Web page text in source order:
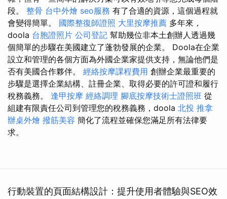
段。 整骨 台中外燴 seo服務 有了合適的資源，這個過程就
會變得簡單。 國際整復師證照 大里按摩推薦 多年來，
doola 台胞證照片 公司登記 幫助幾位非本土創辦人透過幾
個簡單的步驟在美國建立了蓬勃發展的企業。 Doola在企業
設立和管理的各個方面為外國企業家提供支持，無論他們是
否有美國合作夥伴。 經絡按摩課程費用 創辦企業最重要的
步驟是選擇企業結構、註冊企業、取得必要的許可證和履行
稅務義務。 逢甲按摩 經絡調理 腳底按摩技術士證照班 從
組建有限責任公司到管理您的稅務義務，doola 北投 推拿
辦桌外燴 撥筋美容 簡化了流程並確保您滿足所有法律要
求。
行動裝置的頁面結構設計：提升使用者體驗與SEO效